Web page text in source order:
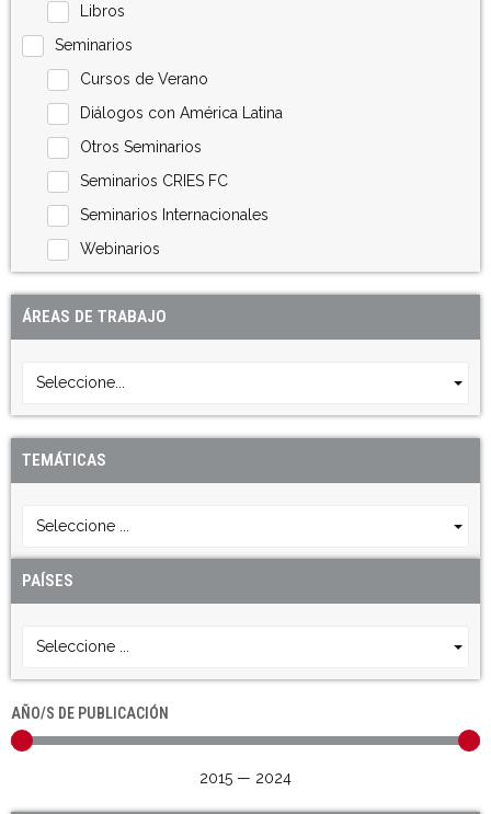
Libros
Seminarios
Cursos de Verano
Diálogos con América Latina
Otros Seminarios
Seminarios CRIES FC
Seminarios Internacionales
Webinarios
ÁREAS DE TRABAJO
Seleccione...
TEMÁTICAS
Seleccione ...
PAÍSES
Seleccione ...
AÑO/S DE PUBLICACIÓN
2015 — 2024